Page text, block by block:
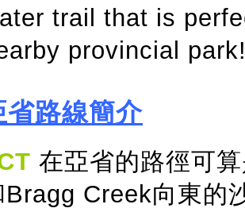
trail that is
provincial
省路線簡介
在亞省的路徑可
Bragg Creek向東的